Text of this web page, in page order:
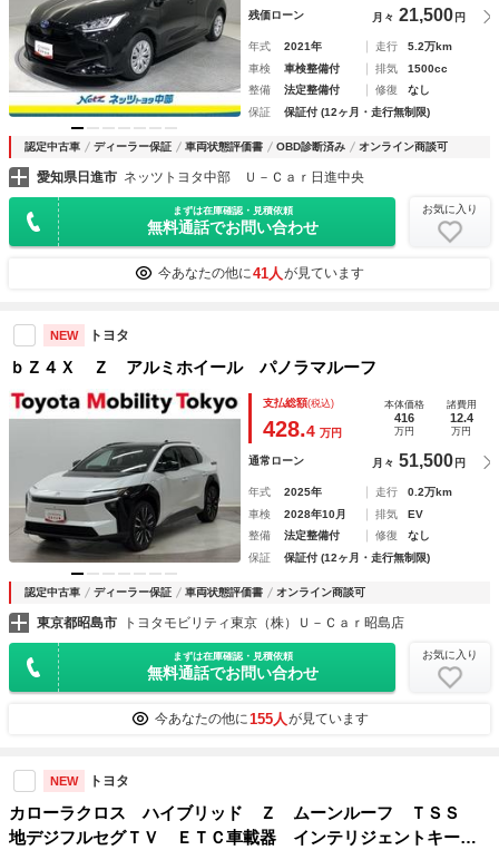
残価ローン 月々 21,500 円
年式 2021年 走行
5.2万km
車検
車検整備付 排気
1500cc
整備
法定整備付 修復
なし
保証
保証付 (12ヶ月・走行無制限)
認定中古車 ディーラー保証 車両状態評価書 OBD診断済み オンライン商談可
愛知県日進市 ネッツトヨタ中部 Ｕ－Ｃａｒ日進中央
まずは在庫確認・見積依頼
無料通話でお問い合わせ
お気に入り
今あなたの他に41人 が見ています
NEW トヨタ
ｂＺ４Ｘ Ｚ アルミホイール パノラマルーフ
支払総額(税込)
428.4 万円
本体価格
416
万円
諸費用
12.4
万円
通常ローン 月々 51,500 円
年式 2025年 走行
0.2万km
車検
2028年10月 排気
EV
整備
法定整備付 修復
なし
保証
保証付 (12ヶ月・走行無制限)
認定中古車 ディーラー保証 車両状態評価書 オンライン商談可
東京都昭島市 トヨタモビリティ東京（株）Ｕ－Ｃａｒ昭島店
まずは在庫確認・見積依頼
無料通話でお問い合わせ
お気に入り
今あなたの他に 155人 が見ています
NEW トヨタ
カローラクロス ハイブリッド Ｚ ムーンルーフ ＴＳＳ
地デジフルセグＴＶ ＥＴＣ車載器 インテリジェントキー